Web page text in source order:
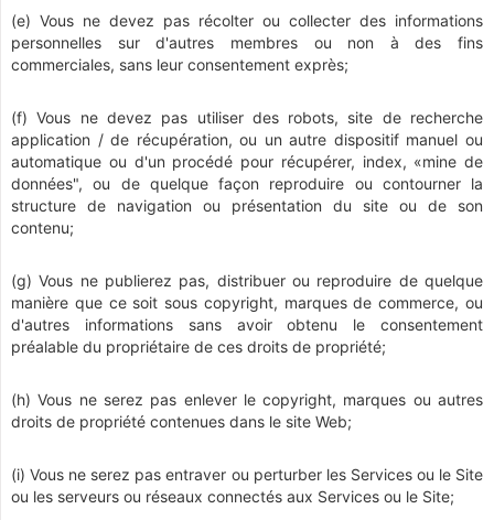
(e) Vous ne devez pas récolter ou collecter des informations
personnelles sur d'autres membres ou non à des fins
commerciales, sans leur consentement exprès;
(f) Vous ne devez pas utiliser des robots, site de recherche
application / de récupération, ou un autre dispositif manuel ou
automatique ou d'un procédé pour récupérer, index, «mine de
données", ou de quelque façon reproduire ou contourner la
structure de navigation ou présentation du site ou de son
contenu;
(g) Vous ne publierez pas, distribuer ou reproduire de quelque
manière que ce soit sous copyright, marques de commerce, ou
d'autres informations sans avoir obtenu le consentement
préalable du propriétaire de ces droits de propriété;
(h) Vous ne serez pas enlever le copyright, marques ou autres
droits de propriété contenues dans le site Web;
(i) Vous ne serez pas entraver ou perturber les Services ou le Site
ou les serveurs ou réseaux connectés aux Services ou le Site;